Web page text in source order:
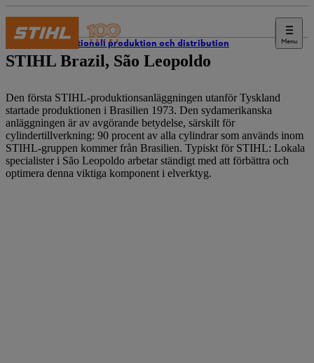
Menu
Internationell produktion och distribution
STIHL Brazil, São Leopoldo
Den första STIHL-produktionsanläggningen utanför Tyskland
startade produktionen i Brasilien 1973. Den sydamerikanska
anläggningen är av avgörande betydelse, särskilt för
cylindertillverkning: 90 procent av alla cylindrar som används inom
STIHL-gruppen kommer från Brasilien. Typiskt för STIHL: Lokala
specialister i São Leopoldo arbetar ständigt med att förbättra och
optimera denna viktiga komponent i elverktyg.